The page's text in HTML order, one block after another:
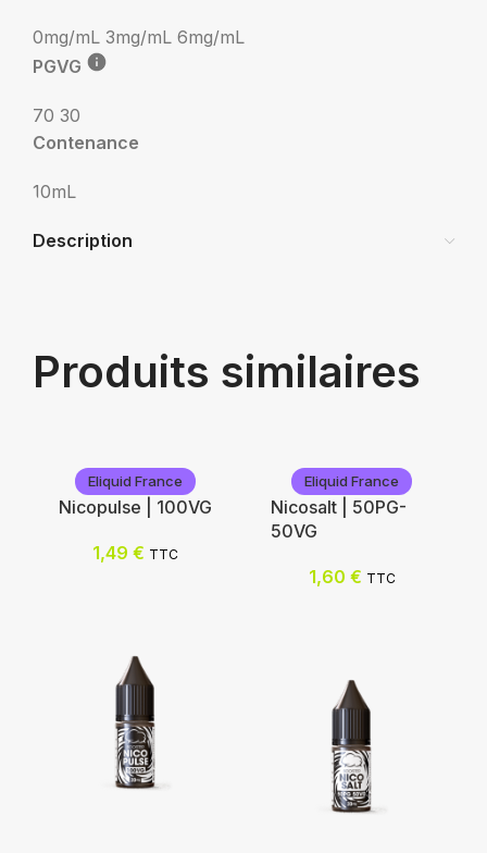
0mg/mL 3mg/mL 6mg/mL
PGVG
70 30
Contenance
10mL
Description
Produits similaires
Eliquid France
Nicopulse | 100VG
1,49 € TTC
Eliquid France
Nicosalt | 50PG-
50VG
1,60 € TTC